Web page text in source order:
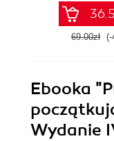
69.00zł (-
Ebooka
Wydanie